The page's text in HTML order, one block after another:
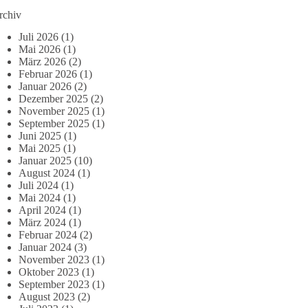
Juli 2026 (1)
Mai 2026 (1)
März 2026 (2)
Februar 2026 (1)
Januar 2026 (2)
Dezember 2025 (2)
November 2025 (1)
September 2025 (1)
Juni 2025 (1)
Mai 2025 (1)
Januar 2025 (10)
August 2024 (1)
Juli 2024 (1)
Mai 2024 (1)
April 2024 (1)
März 2024 (1)
Februar 2024 (2)
Januar 2024 (3)
November 2023 (1)
Oktober 2023 (1)
September 2023 (1)
August 2023 (2)